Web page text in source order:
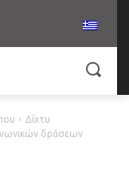
Δίχτυ
δράσεων